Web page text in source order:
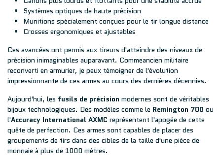
Systèmes optiques de haute précision
Munitions spécialement conçues pour le tir longue distance
Crosses ergonomiques et ajustables
Ces avancées ont permis aux tireurs d'atteindre des niveaux de
précision inimaginables auparavant. Commeancien militaire
reconverti en armurier, je peux témoigner de l'évolution
impressionnante de ces armes au cours des dernières décennies.
Aujourd'hui, les fusils de précision modernes sont de véritables
bijoux technologiques. Des modèles comme le Remington 700 ou
l'Accuracy International AXMC représentent l'apogée de cette
quête de perfection. Ces armes sont capables de placer des
groupements de tirs dans des cibles de la taille d'une pièce de
monnaie à plus de 1000 mètres.